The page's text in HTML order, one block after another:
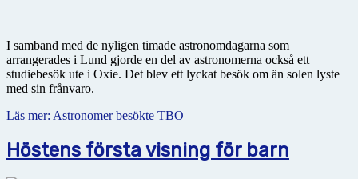
I samband med de nyligen timade astronomdagarna som
arrangerades i Lund gjorde en del av astronomerna också ett
studiebesök ute i Oxie. Det blev ett lyckat besök om än solen lyste
med sin frånvaro.
Läs mer: Astronomer besökte TBO
Höstens första visning för barn